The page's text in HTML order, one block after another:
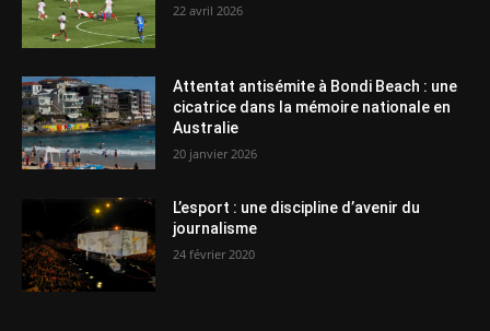
22 avril 2026
Attentat antisémite à Bondi Beach : une
cicatrice dans la mémoire nationale en
Australie
20 janvier 2026
L’esport : une discipline d’avenir du
journalisme
24 février 2020